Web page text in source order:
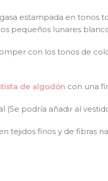
estampada en
pequeños lunares
con los tonos de
de algodón con una
podría añadir al
tejidos finos y de fibras